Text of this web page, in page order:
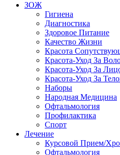
ЗОЖ
Гигиена
Диагностика
Здоровое Питание
Качество Жизни
Красота
Красота-Уход За
Красота-Уход За
Красота-Уход За
Наборы
Народная Медицина
Офтальмология
Профилактика
Спорт
Лечение
Курсовой Прием/
Офтальмология